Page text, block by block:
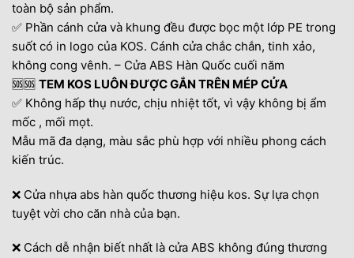
toàn bộ sản phẩm.
✅ Phần cánh cửa và khung đều được bọc một lớp PE trong
suốt có in logo của KOS. Cánh cửa chắc chắn, tinh xảo,
không cong vênh. – Cửa ABS Hàn Quốc cuối năm
🆘🆘 TEM KOS LUÔN ĐƯỢC GẮN TRÊN MÉP CỬA
✅ Không hấp thụ nước, chịu nhiệt tốt, vì vậy không bị ẩm
mốc , mối mọt.
Mẫu mã đa dạng, màu sắc phù hợp với nhiều phong cách
kiến trúc.
❌ Cửa nhựa abs hàn quốc thương hiệu kos. Sự lựa chọn
tuyệt vời cho căn nhà của bạn.
❌ Cách dễ nhận biết nhất là cửa ABS không đúng thương